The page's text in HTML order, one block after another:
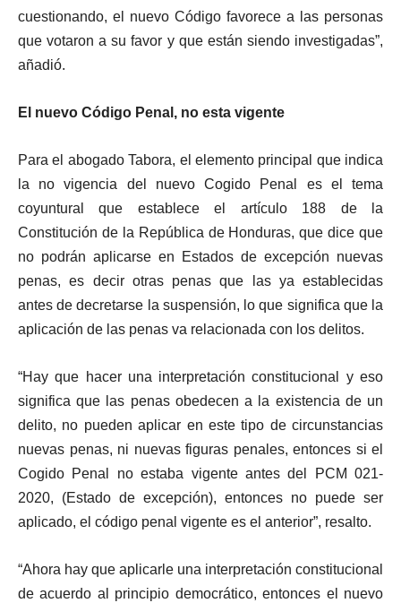
cuestionando, el nuevo Código favorece a las personas
que votaron a su favor y que están siendo investigadas”,
añadió.
El nuevo Código Penal, no esta vigente
Para el abogado Tabora, el elemento principal que indica
la no vigencia del nuevo Cogido Penal es el tema
coyuntural que establece el artículo 188 de la
Constitución de la República de Honduras, que dice que
no podrán aplicarse en Estados de excepción nuevas
penas, es decir otras penas que las ya establecidas
antes de decretarse la suspensión, lo que significa que la
aplicación de las penas va relacionada con los delitos.
“Hay que hacer una interpretación constitucional y eso
significa que las penas obedecen a la existencia de un
delito, no pueden aplicar en este tipo de circunstancias
nuevas penas, ni nuevas figuras penales, entonces si el
Cogido Penal no estaba vigente antes del PCM 021-
2020, (Estado de excepción), entonces no puede ser
aplicado, el código penal vigente es el anterior”, resalto.
“Ahora hay que aplicarle una interpretación constitucional
de acuerdo al principio democrático, entonces el nuevo